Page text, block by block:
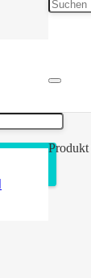
Produkt